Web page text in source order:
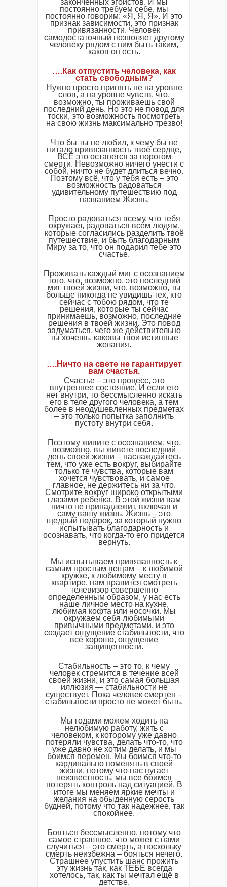
законченных эгоистов. И мы
постоянно требуем себе, мы
постоянно говорим: «Я, Я, Я». И это
признак зависимости, это признак
привязанности. Человек
самодостаточный позволяет другому
человеку рядом с ним быть таким,
каков он есть.
….Как отпустить человека, как
стать свободным?
Нужно просто принять не на уровне
слов, а на уровне чувств, что,
возможно, ты проживаешь свой
последний день. Но это не повод для
тоски, это возможность посмотреть
на свою жизнь максимально трезво!
Что бы ты не любил, к чему бы не
питало привязанность твоё сердце,
ВСЁ это останется за порогом
смерти. Невозможно ничего унести с
собой, ничто не будет длиться вечно.
Поэтому всё, что у тебя есть – это
возможность радоваться
удивительному путешествию под
названием Жизнь.
Просто радоваться всему, что тебя
окружает, радоваться всем людям,
которые согласились разделить твоё
путешествие, и быть благодарным
Миру за то, что он подарил тебе это
счастье.
Проживать каждый миг с осознанием
того, что, возможно, это последний
миг твоей жизни, что, возможно, ты
больше никогда не увидишь тех, кто
сейчас с тобою рядом, что те
решения, которые ты сейчас
принимаешь, возможно, последние
решения в твоей жизни. Это повод
задуматься, чего же действительно
ты хочешь, каковы твои истинные
желания.
….Ничто на свете не гарантирует
вам счастья.
Счастье – это процесс, это
внутреннее состояние. И если его
нет внутри, то бессмысленно искать
его в теле другого человека, а тем
более в неодушевленных предметах
– это только попытка заполнить
пустоту внутри себя.
Поэтому живите с осознанием, что,
возможно, вы живете последний
день своей жизни – наслаждайтесь
тем, что уже есть вокруг, выбирайте
только те чувства, которые вам
хочется чувствовать, и самое
главное, не держитесь ни за что.
Смотрите вокруг широко открытыми
глазами ребенка. В этой жизни вам
ничто не принадлежит, включая и
саму вашу жизнь. Жизнь – это
щедрый подарок, за который нужно
испытывать благодарность и
осознавать, что когда-то его придется
вернуть.
Мы испытываем привязанность к
самым простым вещам – к любимой
кружке, к любимому месту в
квартире, нам нравится смотреть
телевизор совершенно
определенным образом, у нас есть
наше личное место на кухне,
любимая кофта или носочки. Мы
окружаем себя любимыми
привычными предметами, и это
создает ощущение стабильности, что
всё хорошо, ощущение
защищенности.
Стабильность – это то, к чему
человек стремится в течение всей
своей жизни, и это самая большая
иллюзия — стабильности не
существует. Пока человек смертен –
стабильности просто не может быть.
Мы годами можем ходить на
нелюбимую работу, жить с
человеком, к которому уже давно
потеряли чувства, делать что-то, что
уже давно не хотим делать, и мы
боимся перемен. Мы боимся что-то
кардинально поменять в своей
жизни, потому что нас пугает
неизвестность, мы все боимся
потерять контроль над ситуацией. В
итоге мы меняем яркие мечты и
желания на обыденную серость
будней, потому что так надежнее, так
спокойнее.
Бояться бессмысленно, потому что
самое страшное, что может с нами
случиться – это смерть, а поскольку
смерть неизбежна – бояться нечего.
Страшнее упустить шанс прожить
эту жизнь так, как ТЕБЕ всегда
хотелось, так, как ты мечтал ещё в
детстве.